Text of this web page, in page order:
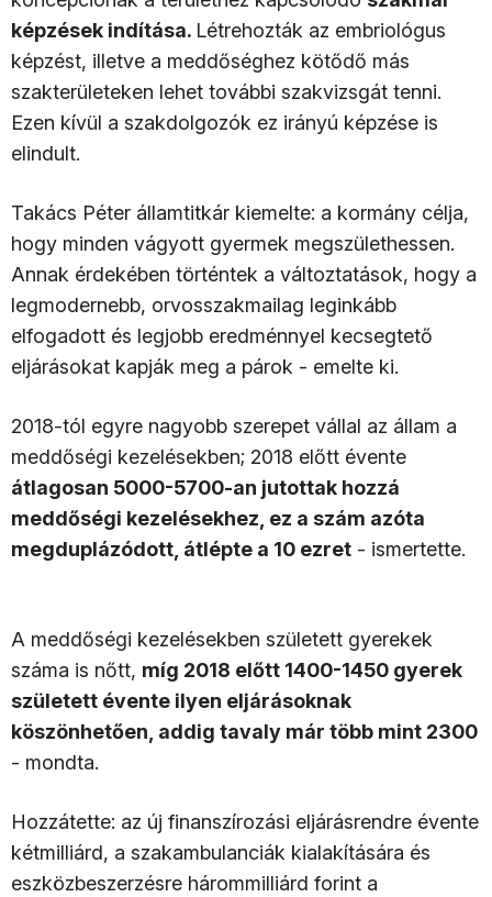
képzések indítása. Létrehozták az embriológus
képzést, illetve a meddőséghez kötődő más
szakterületeken lehet további szakvizsgát tenni.
Ezen kívül a szakdolgozók ez irányú képzése is
elindult.
Takács Péter államtitkár kiemelte: a kormány célja,
hogy minden vágyott gyermek megszülethessen.
Annak érdekében történtek a változtatások, hogy a
legmodernebb, orvosszakmailag leginkább
elfogadott és legjobb eredménnyel kecsegtető
eljárásokat kapják meg a párok - emelte ki.
2018-tól egyre nagyobb szerepet vállal az állam a
meddőségi kezelésekben; 2018 előtt évente
átlagosan 5000-5700-an jutottak hozzá
meddőségi kezelésekhez, ez a szám azóta
megduplázódott, átlépte a 10 ezret - ismertette.
A meddőségi kezelésekben született gyerekek
száma is nőtt, míg 2018 előtt 1400-1450 gyerek
született évente ilyen eljárásoknak
köszönhetően, addig tavaly már több mint 2300
- mondta.
Hozzátette: az új finanszírozási eljárásrendre évente
kétmilliárd, a szakambulanciák kialakítására és
eszközbeszerzésre hárommilliárd forint a